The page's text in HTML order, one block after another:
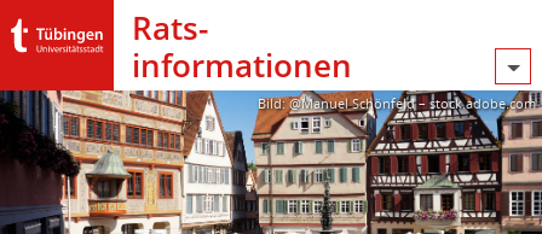
Rats­
informationen
Bild: @Manuel Schönfeld – stock.adobe.com